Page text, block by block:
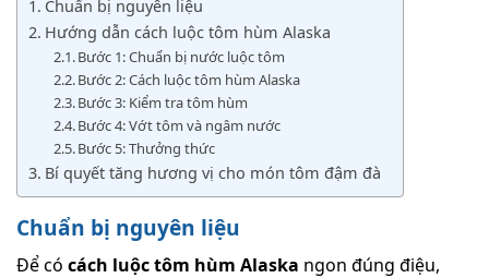
Chuẩn bị nguyên liệu
Hướng dẫn cách luộc tôm hùm Alaska
Bước 1: Chuẩn bị nước luộc tôm
Bước 2: Cách luộc tôm hùm Alaska
Bước 3: Kiểm tra tôm hùm
Bước 4: Vớt tôm và ngâm nước
Bước 5: Thưởng thức
Bí quyết tăng hương vị cho món tôm đậm đà
Chuẩn bị nguyên liệu
Để có cách luộc tôm hùm Alaska ngon đúng điệu,